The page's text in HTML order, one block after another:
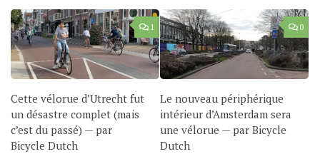
1
Cette vélorue d’Utrecht fut
un désastre complet (mais
c’est du passé) — par
Bicycle Dutch
0
Le nouveau périphérique
intérieur d’Amsterdam sera
une vélorue — par Bicycle
Dutch